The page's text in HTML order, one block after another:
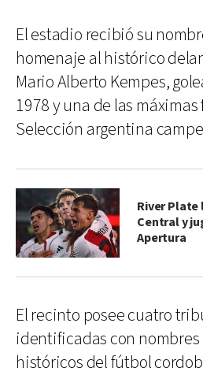
El estadio recibió su
homenaje al histórico
Mario Alberto Kempes,
1978 y una de las
Selección argentina
River Plate
Central y
Apertura
El recinto posee cuatro
identificadas con
históricos del fútbol